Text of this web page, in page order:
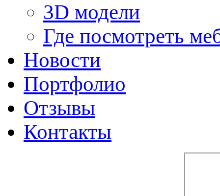
3D модели
Где посмотреть
Новости
Портфолио
Отзывы
Контакты